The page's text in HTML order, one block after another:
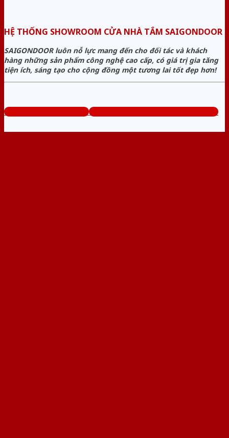
HỆ THỐNG SHOWROOM CỬA NHÀ TẮM SAIGONDOOR
SAIGONDOOR luôn nỗ lực mang đến cho đối tác và khách
hàng những sản phẩm công nghệ cao cấp, có giá trị gia tăng
tiện ích, sáng tạo cho cộng đồng một tương lai tốt đẹp hơn!
www.cuanhuavango.com Tổng đài tư vấn miễn phí: 0824.400.400